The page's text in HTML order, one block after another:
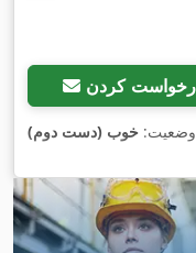
کردن
وضعیت: خوب (دست دوم)